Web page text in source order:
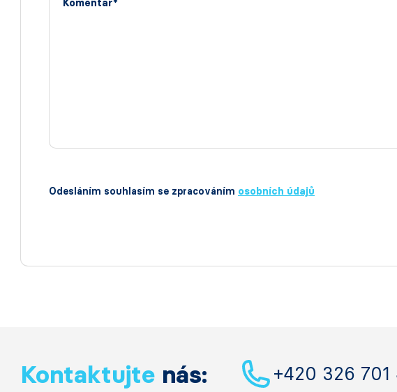
Komentář*
Odesláním souhlasím se zpracováním osobních údajů
Kontaktujte nás: +420 326 701